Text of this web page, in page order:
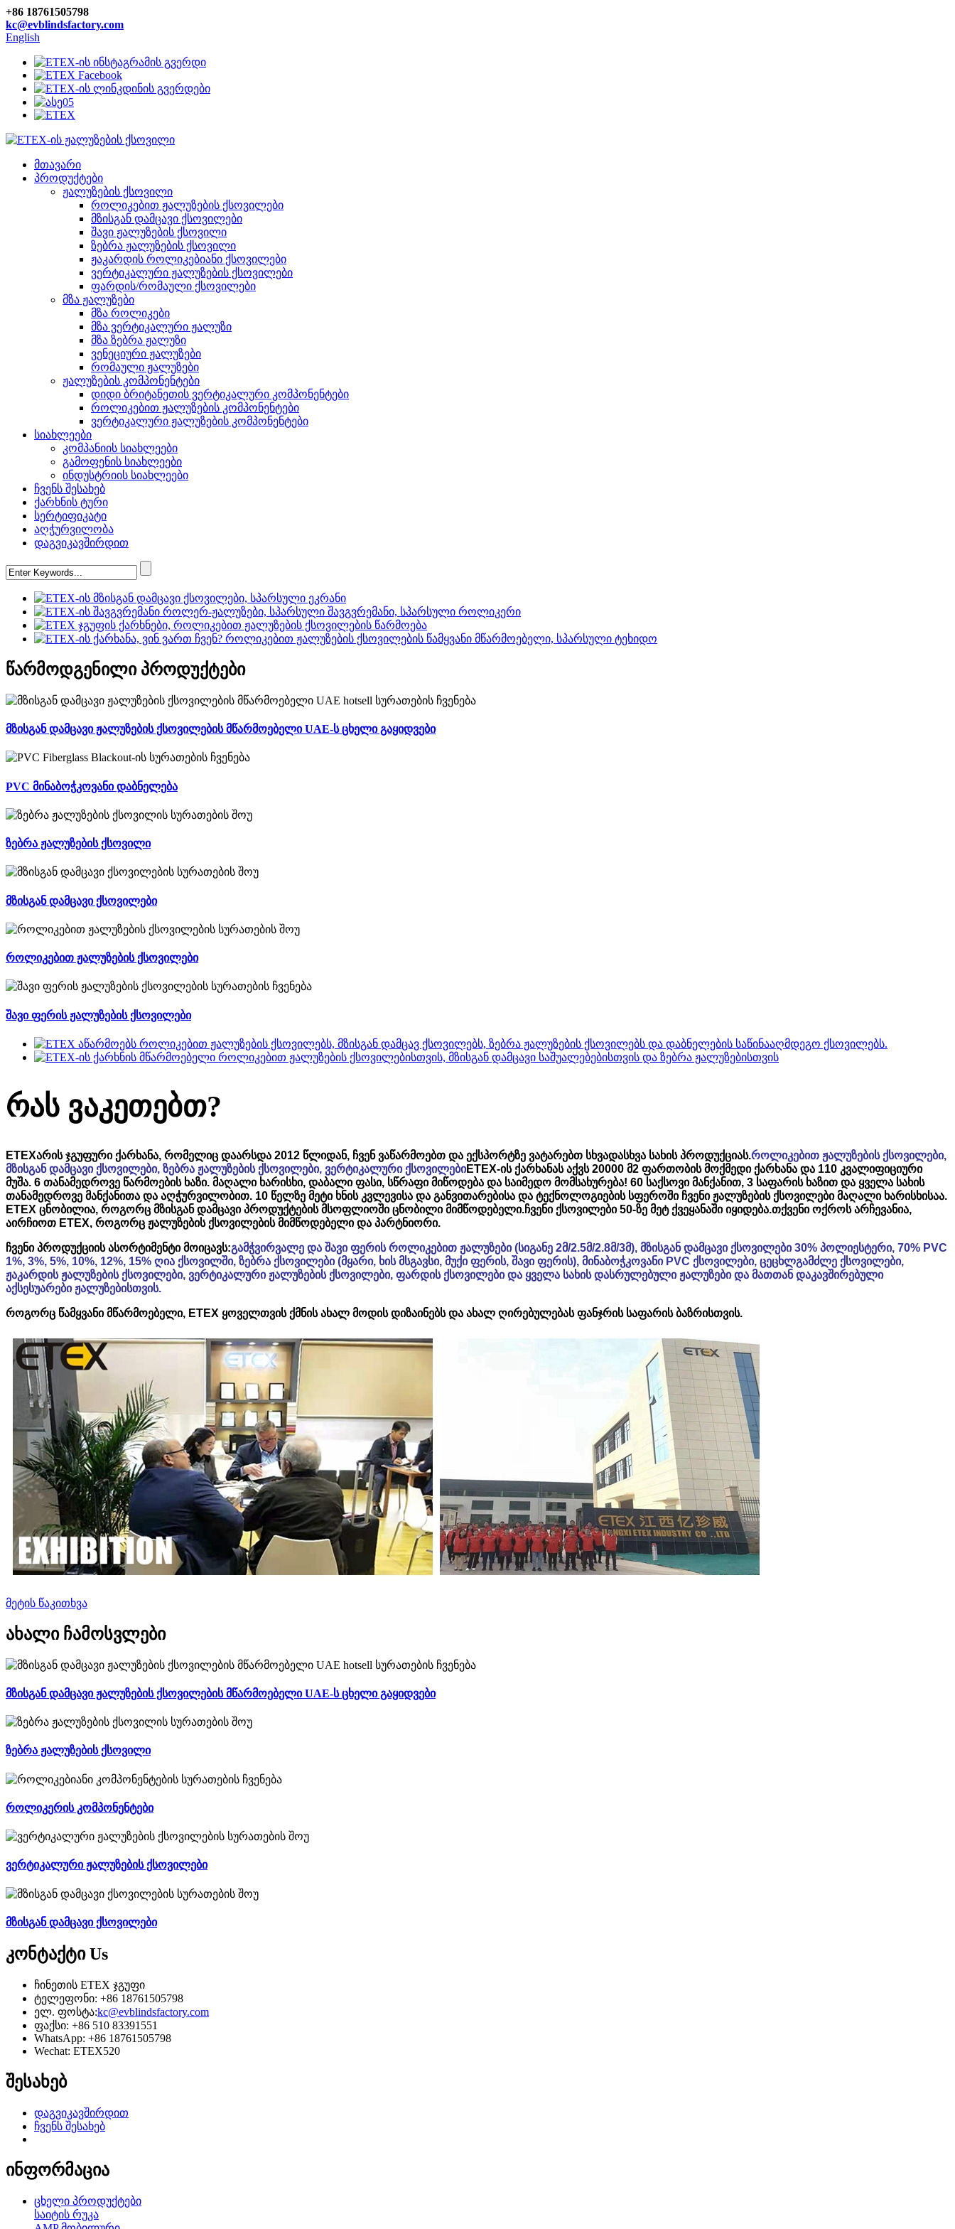
+86 18761505798
kc@evblindsfactory.com
English
მთავარი
პროდუქტები
ჟალუზების ქსოვილი
როლიკებით ჟალუზების ქსოვილები
მზისგან დამცავი ქსოვილები
შავი ჟალუზების ქსოვილი
ზებრა ჟალუზების ქსოვილი
ჟაკარდის როლიკებიანი ქსოვილები
ვერტიკალური ჟალუზების ქსოვილები
ფარდის/რომაული ქსოვილები
მზა ჟალუზები
მზა როლიკები
მზა ვერტიკალური ჟალუზი
მზა ზებრა ჟალუზი
ვენეციური ჟალუზები
რომაული ჟალუზები
ჟალუზების კომპონენტები
დიდი ბრიტანეთის ვერტიკალური კომპონენტები
როლიკებით ჟალუზების კომპონენტები
ვერტიკალური ჟალუზების კომპონენტები
სიახლეები
კომპანიის სიახლეები
გამოფენის სიახლეები
ინდუსტრიის სიახლეები
ჩვენს შესახებ
ქარხნის ტური
სერტიფიკატი
აღჭურვილობა
დაგვიკავშირდით
წარმოდგენილი პროდუქტები
მზისგან დამცავი ჟალუზების ქსოვილების მწარმოებელი UAE-ს ცხელი გაყიდვები
PVC მინაბოჭკოვანი დაბნელება
ზებრა ჟალუზების ქსოვილი
მზისგან დამცავი ქსოვილები
როლიკებით ჟალუზების ქსოვილები
შავი ფერის ჟალუზების ქსოვილები
რას ვაკეთებთ?
ETEXარის ჯგუფური ქარხანა, რომელიც დაარსდა 2012 წლიდან, ჩვენ ვაწარმოებთ და ექსპორტზე ვატარებთ სხვადასხვა სახის პროდუქციას.როლიკებით ჟალუზების ქსოვილები,
მზისგან დამცავი ქსოვილები, ზებრა ჟალუზების ქსოვილები, ვერტიკალური ქსოვილებიETEX-ის ქარხანას აქვს 20000 მ2 ფართობის მოქმედი ქარხანა და 110 კვალიფიციური
მუშა. 6 თანამედროვე წარმოების ხაზი. მაღალი ხარისხი, დაბალი ფასი, სწრაფი მიწოდება და საიმედო მომსახურება! 60 საქსოვი მანქანით, 3 საფარის ხაზით და ყველა სახის
თანამედროვე მანქანითა და აღჭურვილობით. 10 წელზე მეტი ხნის კვლევისა და განვითარებისა და ტექნოლოგიების სფეროში ჩვენი ჟალუზების ქსოვილები მაღალი ხარისხისაა.
ETEX ცნობილია, როგორც მზისგან დამცავი პროდუქტების მსოფლიოში ცნობილი მიმწოდებელი.ჩვენი ქსოვილები 50-ზე მეტ ქვეყანაში იყიდება.თქვენი ოქროს არჩევანია,
აირჩიოთ ETEX, როგორც ჟალუზების ქსოვილების მიმწოდებელი და პარტნიორი.
ჩვენი პროდუქციის ასორტიმენტი მოიცავს:გამჭვირვალე და შავი ფერის როლიკებით ჟალუზები (სიგანე 2მ/2.5მ/2.8მ/3მ), მზისგან დამცავი ქსოვილები 30% პოლიესტერი, 70% PVC
1%, 3%, 5%, 10%, 12%, 15% ღია ქსოვილში, ზებრა ქსოვილები (მყარი, ხის მსგავსი, მუქი ფერის, შავი ფერის), მინაბოჭკოვანი PVC ქსოვილები, ცეცხლგამძლე ქსოვილები,
ჟაკარდის ჟალუზების ქსოვილები, ვერტიკალური ჟალუზების ქსოვილები, ფარდის ქსოვილები და ყველა სახის დასრულებული ჟალუზები და მათთან დაკავშირებული
აქსესუარები ჟალუზებისთვის.
როგორც წამყვანი მწარმოებელი, ETEX ყოველთვის ქმნის ახალ მოდის დიზაინებს და ახალ ღირებულებას ფანჯრის საფარის ბაზრისთვის.
მეტის წაკითხვა
ახალი ჩამოსვლები
მზისგან დამცავი ჟალუზების ქსოვილების მწარმოებელი UAE-ს ცხელი გაყიდვები
ზებრა ჟალუზების ქსოვილი
როლიკერის კომპონენტები
ვერტიკალური ჟალუზების ქსოვილები
მზისგან დამცავი ქსოვილები
კონტაქტიUs
ჩინეთის ETEX ჯგუფი
ტელეფონი: +86 18761505798
ელ. ფოსტა:kc@evblindsfactory.com
ფაქსი: +86 510 83391551
WhatsApp: +86 18761505798
Wechat: ETEX520
შესახებ
დაგვიკავშირდით
ჩვენს შესახებ
ინფორმაცია
ცხელი პროდუქტები
საიტის რუკა